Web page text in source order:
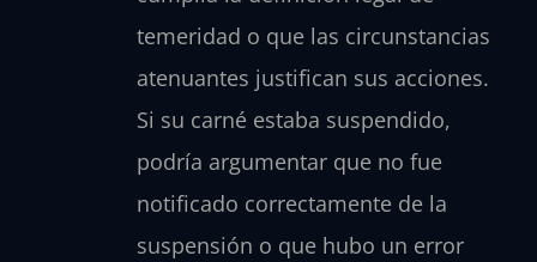
temeridad o que las circunstancias
atenuantes justifican sus acciones.
Si su carné estaba suspendido,
podría argumentar que no fue
notificado correctamente de la
suspensión o que hubo un error